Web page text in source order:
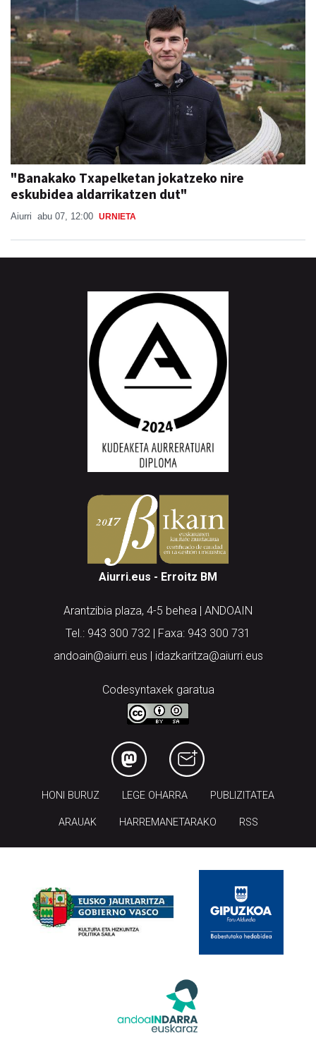
"Banakako Txapelketan jokatzeko nire
eskubidea aldarrikatzen dut"
Aiurri abu 07, 12:00 URNIETA
Aiurri.eus - Erroitz BM
Arantzibia plaza, 4-5 behea | ANDOAIN
Tel.: 943 300 732 | Faxa: 943 300 731
andoain@aiurri.eus | idazkaritza@aiurri.eus
Codesyntaxek garatua
HONI BURUZ LEGE OHARRA PUBLIZITATEA
ARAUAK HARREMANETARAKO RSS